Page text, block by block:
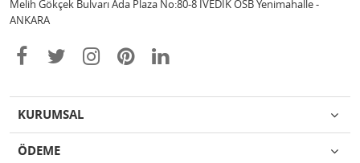
Melih Gökçek Bulvarı Ada Plaza No:80-8 İVEDİK OSB Yenimahalle -
ANKARA
KURUMSAL
ÖDEME